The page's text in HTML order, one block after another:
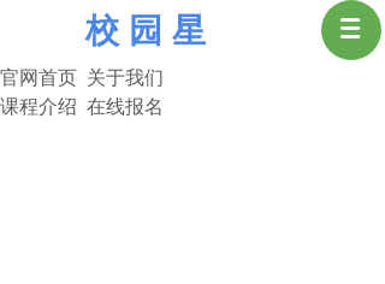
校 园 星
官网首页 关于我们
课程介绍 在线报名